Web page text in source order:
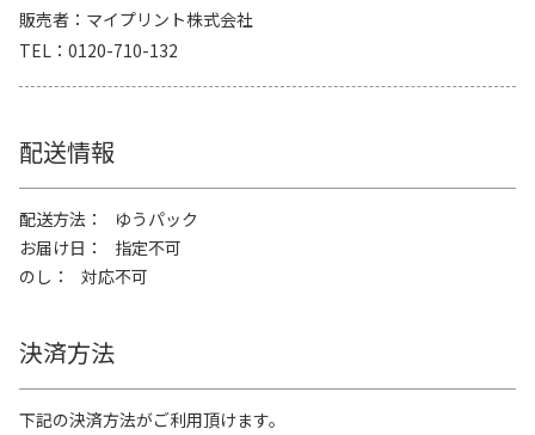
販売者
マイプリント株式会社
TEL
0120-710-132
配送情報
配送方法
ゆうパック
お届け日
指定不可
のし
対応不可
決済方法
下記の決済方法がご利用頂けます。